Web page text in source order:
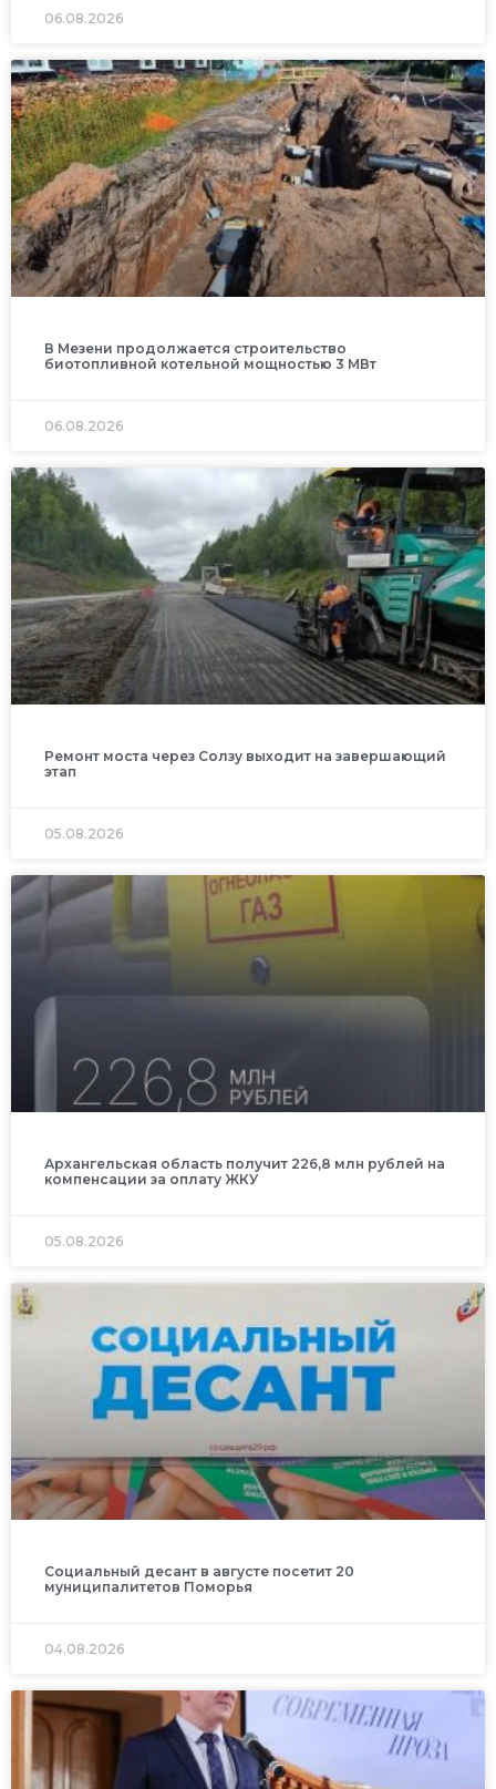
06.08.2026
В Мезени продолжается строительство
биотопливной котельной мощностью 3 МВт
06.08.2026
Ремонт моста через Солзу выходит на завершающий
этап
05.08.2026
Архангельская область получит 226,8 млн рублей на
компенсации за оплату ЖКУ
05.08.2026
Социальный десант в августе посетит 20
муниципалитетов Поморья
04.08.2026